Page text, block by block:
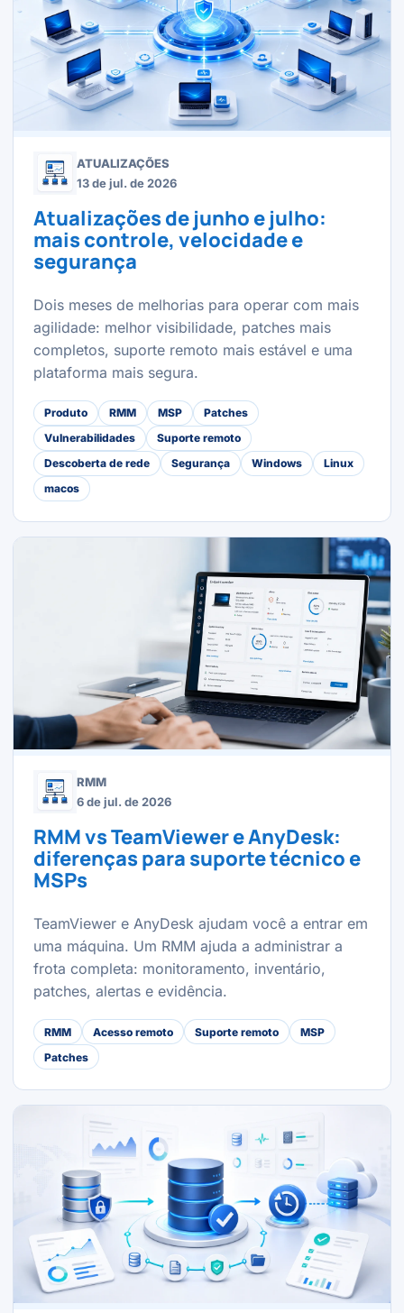
ATUALIZAÇÕES
13 de jul. de 2026
Atualizações de junho e julho:
mais controle, velocidade e
segurança
Dois meses de melhorias para operar com mais
agilidade: melhor visibilidade, patches mais
completos, suporte remoto mais estável e uma
plataforma mais segura.
Produto RMM MSP
Patches
Vulnerabilidades
Suporte remoto
Descoberta de rede
Segurança Windows
Linux
macos
RMM
6 de jul. de 2026
RMM vs TeamViewer e AnyDesk:
diferenças para suporte técnico e
MSPs
TeamViewer e AnyDesk ajudam você a entrar em
uma máquina. Um RMM ajuda a administrar a
frota completa: monitoramento, inventário,
patches, alertas e evidência.
RMM Acesso remoto Suporte remoto
MSP
Patches